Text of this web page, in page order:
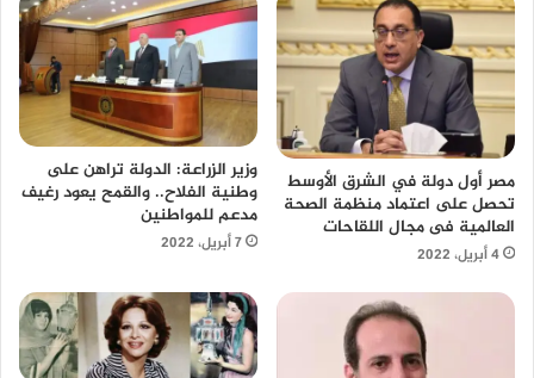
مصر أول دولة في الشرق الأوسط
تحصل على اعتماد منظمة الصحة
العالمية فى مجال اللقاحات
4 أبريل، 2022
وزير الزراعة: الدولة تراهن على
وطنية الفلاح.. والقمح يعود رغيف
مدعم للمواطنين
7 أبريل، 2022